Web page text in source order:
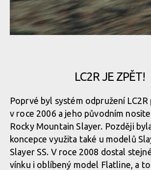
Novinka: Zcela nový Rocky Mountain Altitude
LC2R
Novinka: Zcela nový Rocky Mountain Altitude
LC2R
LC2R
Novinka: Zcela nový Rocky Mountain Altitude
LC2R
LC2R JE ZPĚT!
Poprvé byl systém odpružení
v roce 2006 a jeho původním
Rocky Mountain Slayer. Později
koncepce využita také u modelů
Slayer SS. V roce 2008 dostal
vínku i oblíbený model Flatline, a